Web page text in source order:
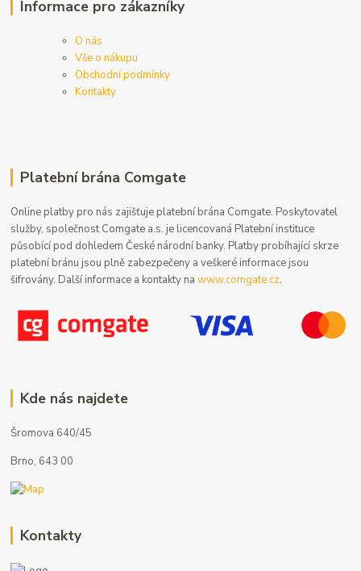
Informace pro zákazníky
O nás
Vše o nákupu
Obchodní podmínky
Kontakty
Platební brána Comgate
Online platby pro nás zajišťuje platební brána Comgate. Poskytovatel
služby, společnost Comgate a.s. je licencovaná Platební instituce
působící pod dohledem České národní banky. Platby probíhající skrze
platební bránu jsou plně zabezpečeny a veškeré informace jsou
šifrovány. Další informace a kontakty nawww.comgate.cz.
Kde nás najdete
Šromova 640/45
Brno, 643 00
Kontakty